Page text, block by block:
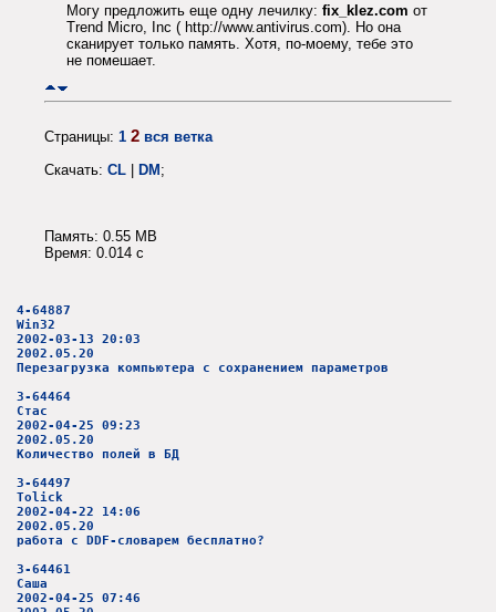
Могу предложить еще одну лечилку: fix_klez.com от
Trend Micro, Inc ( http://www.antivirus.com). Но она
сканирует только память. Хотя, по-моему, тебе это
не помешает.
Страницы: 1 2 вся ветка
Скачать: CL | DM;
Память: 0.55 MB
Время: 0.014 c
4-64887
Win32
2002-03-13 20:03
2002.05.20
Перезагрузка компьютера с сохранением параметров
3-64464
Стас
2002-04-25 09:23
2002.05.20
Количество полей в БД
3-64497
Tolick
2002-04-22 14:06
2002.05.20
работа с DDF-словарем бесплатно?
3-64461
Саша
2002-04-25 07:46